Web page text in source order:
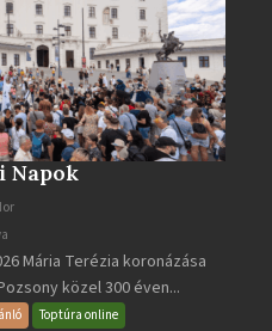
Napok
Mária Terézia koronázása
közel 300 éven...
Toptúra online